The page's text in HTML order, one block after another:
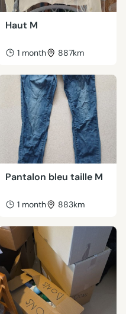
Haut M
1 month 887km
Pantalon bleu taille M
1 month 883km